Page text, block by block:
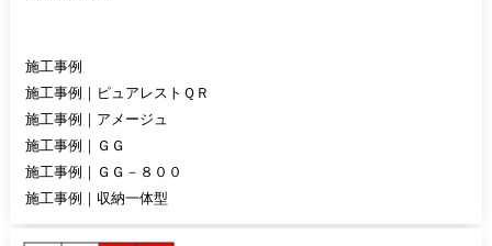
施工事例
施工事例｜ピュアレストＱＲ
施工事例｜アメージュ
施工事例｜ＧＧ
施工事例｜ＧＧ－８００
施工事例｜収納一体型